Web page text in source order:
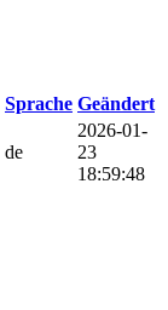
Sprache Geändert
de
2026-01-
23
18:59:48